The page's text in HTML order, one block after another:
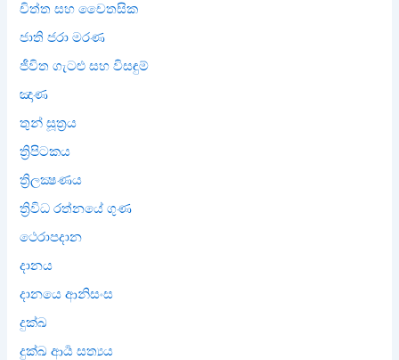
චිත්ත සහ චෛතසික
ජාති ජරා මරණ
ජීවිත ගැටළු සහ විසඳුම්
ඤාණ
තුන් සූත්‍රය
ත්‍රිපිටකය
ත්‍රිලක්‍ෂණය
ත්‍රිවිධ රත්නයේ ගුණ
ථෙරාපදාන
දානය
දානයෙ ආනිසංස
දුක්ඛ
දුක්ඛ ආර්‍ය සත්‍යය